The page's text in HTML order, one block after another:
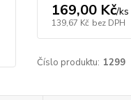
169,00 Kč/ks
139,67 Kč bez DPH
Číslo produktu: 1299